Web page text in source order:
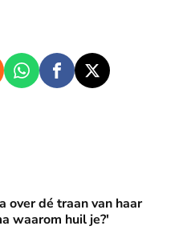
van haar moeder: 'Mama
over dé traan van haar
waarom huil je?'